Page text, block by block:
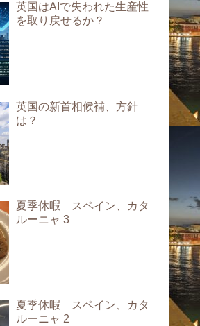
英国はAIで失われた生産性
を取り戻せるか？
英国の新首相候補、方針
は？
夏季休暇 スペイン、カタ
ルーニャ 3
夏季休暇 スペイン、カタ
ルーニャ 2